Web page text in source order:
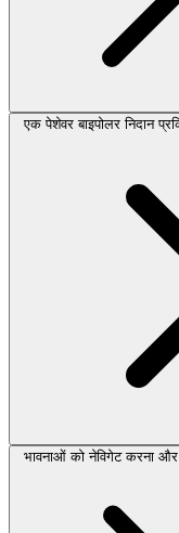
एक पेशेवर बाइपोलर निदान
भावनाओं को नेविगेट करना और